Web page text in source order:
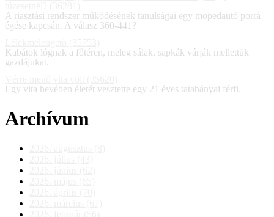
A riasztási rendszer működésének tanulságai egy mopedautó porrá
égése kapcsán. A válasz 360-441?
Kabátok lógnak a főtéren, meleg sálak, sapkák várják mellettük
gazdájukat.
Egy vita hevében életét vesztette egy 21 éves tatabányai férfi.
Archívum